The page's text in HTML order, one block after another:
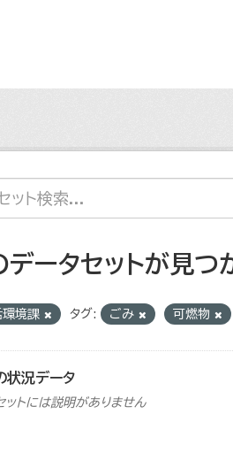
ータセットが見つ
環境課 タグ: ごみ 可燃物
状況データ
ットには説明がありません